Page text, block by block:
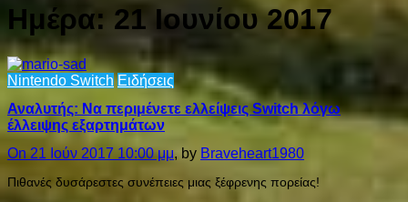
Ημέρα: 21 Ιουνίου 2017
Nintendo Switch Ειδήσεις
Αναλυτής: Να περιμένετε ελλείψεις Switch λόγω
έλλειψης εξαρτημάτων
On 21 Ιούν 2017 10:00 μμ, by Braveheart1980
Πιθανές δυσάρεστες συνέπειες μιας ξέφρενης πορείας!